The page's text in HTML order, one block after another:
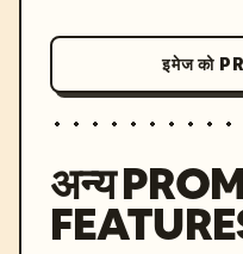
इमेज को
अन्य